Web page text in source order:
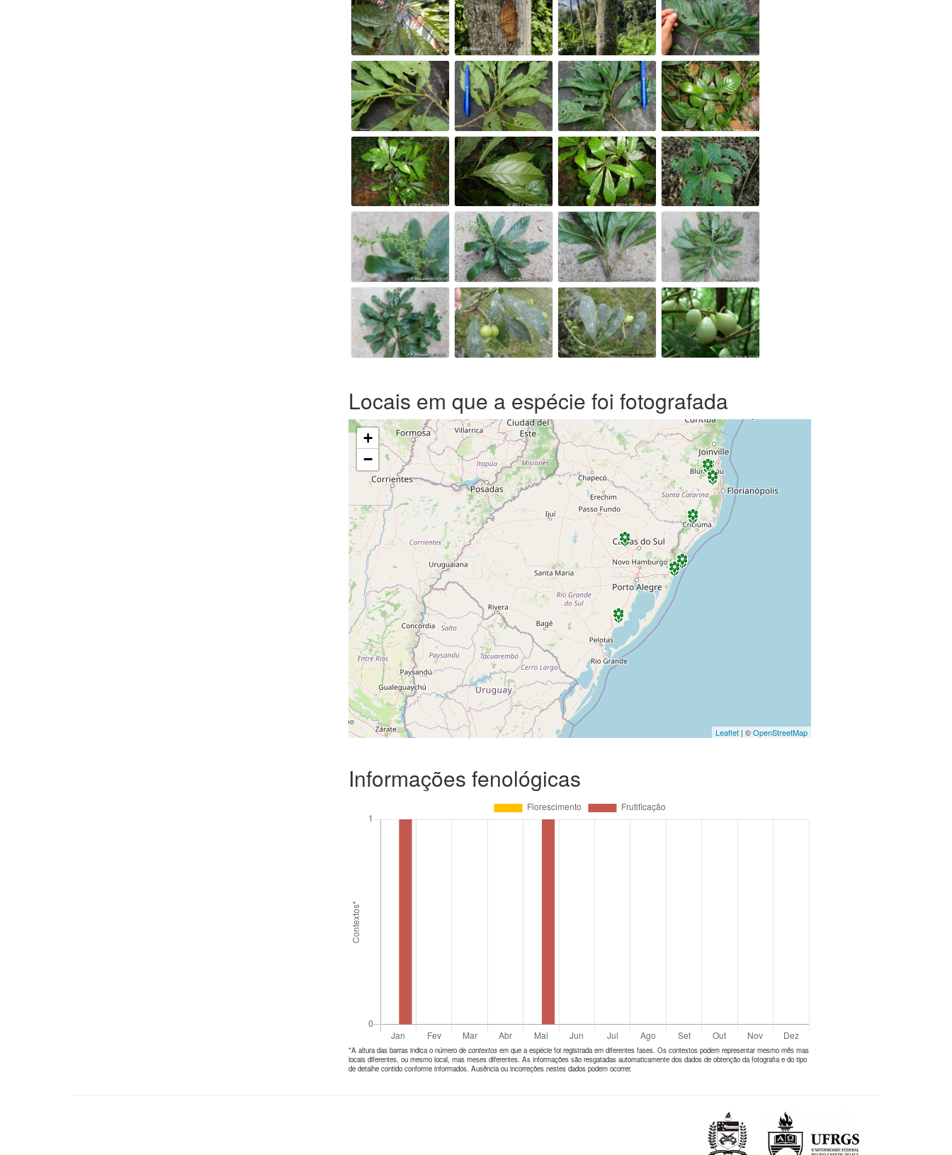
Locais em que a espécie foi fotografada
+
−
Leaflet| ©OpenStreetMap
Informações fenológicas
*A altura das barras indica o número de contextos em que a espécie foi registrada em diferentes fases. Os contextos podem representar mesmo mês mas
locais diferentes, ou mesmo local, mas meses diferentes. As informações são resgatadas automaticamente dos dados de obtenção da fotografia e do tipo
de detalhe contido conforme informados. Ausência ou incorreções nestes dados podem ocorrer.